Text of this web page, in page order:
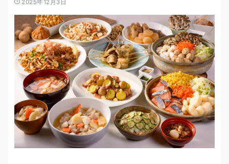
2025年12月3日